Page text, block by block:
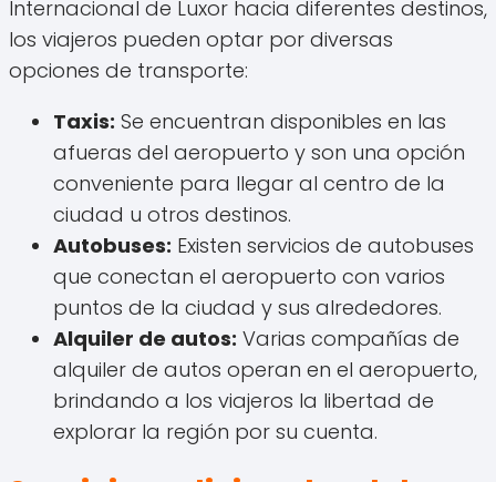
Internacional de Luxor hacia diferentes destinos,
los viajeros pueden optar por diversas
opciones de transporte:
Taxis: Se encuentran disponibles en las
afueras del aeropuerto y son una opción
conveniente para llegar al centro de la
ciudad u otros destinos.
Autobuses: Existen servicios de autobuses
que conectan el aeropuerto con varios
puntos de la ciudad y sus alrededores.
Alquiler de autos: Varias compañías de
alquiler de autos operan en el aeropuerto,
brindando a los viajeros la libertad de
explorar la región por su cuenta.